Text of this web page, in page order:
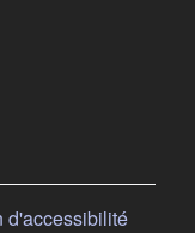
d'accessibilité